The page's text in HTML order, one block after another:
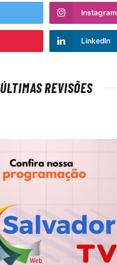
Instagram
LinkedIn
ÚLTIMAS REVISÕES